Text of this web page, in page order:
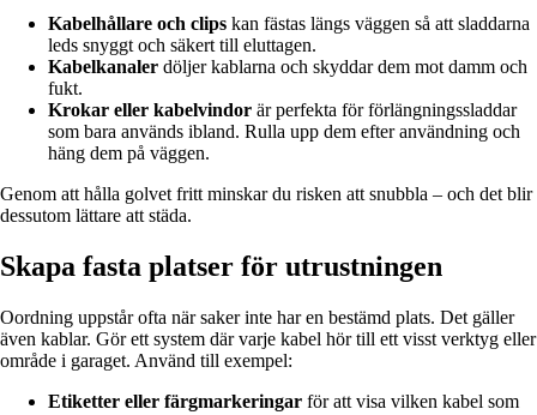
Kabelhållare och clips kan fästas längs väggen så att sladdarna
leds snyggt och säkert till eluttagen.
Kabelkanaler döljer kablarna och skyddar dem mot damm och
fukt.
Krokar eller kabelvindor är perfekta för förlängningssladdar
som bara används ibland. Rulla upp dem efter användning och
häng dem på väggen.
Genom att hålla golvet fritt minskar du risken att snubbla – och det blir
dessutom lättare att städa.
Skapa fasta platser för utrustningen
Oordning uppstår ofta när saker inte har en bestämd plats. Det gäller
även kablar. Gör ett system där varje kabel hör till ett visst verktyg eller
område i garaget. Använd till exempel:
Etiketter eller färgmarkeringar för att visa vilken kabel som